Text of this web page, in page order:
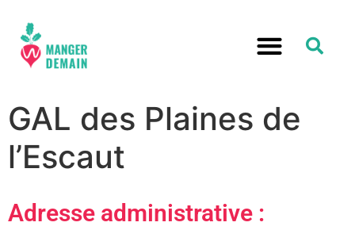
GAL des Plaines de
l’Escaut
Adresse administrative :